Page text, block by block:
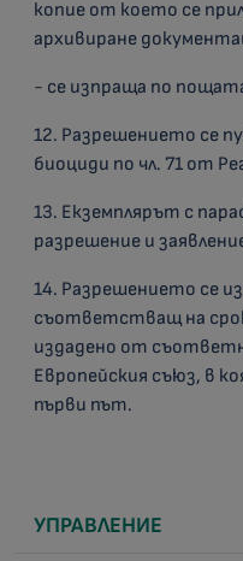
копие от което се
архивиране
- се изпраща по
12. Разрешението се
биоциди по чл. 71 от
13. Екземплярът с
разрешение и
14. Разрешението се
съответстващ на
издадено от
Европейския съюз, в
първи път.
УПРАВЛЕНИЕ